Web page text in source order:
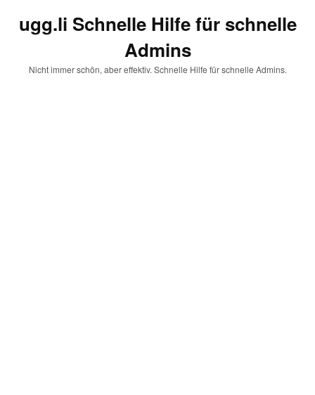
ugg.li Schnelle Hilfe für schnelle
Admins
Nicht immer schön, aber effektiv. Schnelle Hilfe für schnelle Admins.